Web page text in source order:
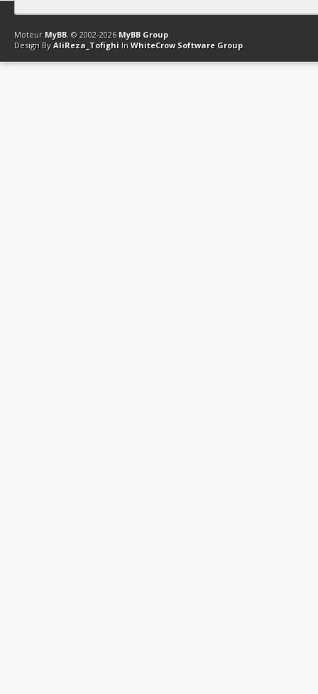
Contact Club Affiliation Retourner en haut Version bas-débit
Moteur MyBB, © 2002-2026 MyBB Group.
Design By AliReza_Tofighi In WhiteCrow Software Group.